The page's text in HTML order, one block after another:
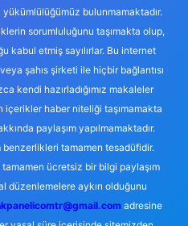
bulunmamaktadır.
sorumluluğunu taşımakta olup,
kabul etmiş sayılırlar. Bu internet
şahıs şirketi ile hiçbir bağlantısı
kendi hazırladığımız makaleler
içerikler haber niteliği taşımamakta
paylaşım yapılmamaktadır.
tamamen tesadüfidir.
ücretsiz bir bilgi paylaşım
düzenlemelere aykırı olduğunu
adresine